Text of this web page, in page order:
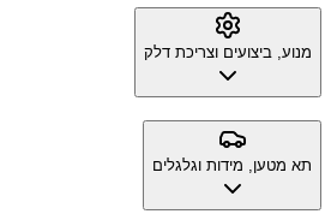
מנוע, ביצועים וצריכת דלק
תא מטען, מידות וגלגלים